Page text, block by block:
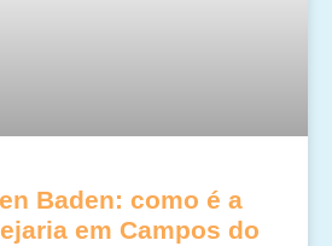
Baden: como é a
em Campos do